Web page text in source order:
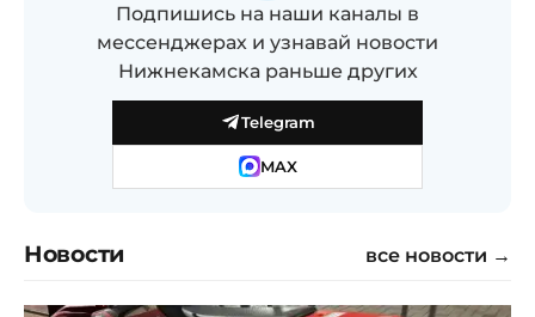
Подпишись на наши каналы в
мессенджерах и узнавай новости
Нижнекамска раньше других
Telegram
MAX
Новости все новости →